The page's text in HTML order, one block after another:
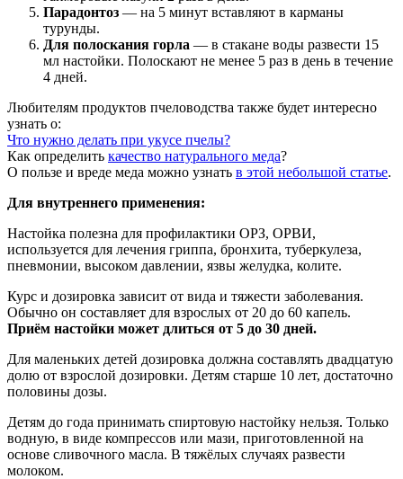
Парадонтоз — на 5 минут вставляют в карманы
турунды.
Для полоскания горла — в стакане воды развести 15
мл настойки. Полоскают не менее 5 раз в день в течение
4 дней.
Любителям продуктов пчеловодства также будет интересно
узнать о:
Что нужно делать при укусе пчелы?
Как определить качество натурального меда?
О пользе и вреде меда можно узнать в этой небольшой статье.
Для внутреннего применения:
Настойка полезна для профилактики ОРЗ, ОРВИ,
используется для лечения гриппа, бронхита, туберкулеза,
пневмонии, высоком давлении, язвы желудка, колите.
Курс и дозировка зависит от вида и тяжести заболевания.
Обычно он составляет для взрослых от 20 до 60 капель.
Приём настойки может длиться от 5 до 30 дней.
Для маленьких детей дозировка должна составлять двадцатую
долю от взрослой дозировки. Детям старше 10 лет, достаточно
половины дозы.
Детям до года принимать спиртовую настойку нельзя. Только
водную, в виде компрессов или мази, приготовленной на
основе сливочного масла. В тяжёлых случаях развести
молоком.